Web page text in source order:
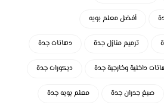
أفضل معلم بويه
ترميم منازل جدة دهانات جدة
داخلية وخارجية جدة ديكورات جدة
صبغ جدران جدة معلم بويه جدة